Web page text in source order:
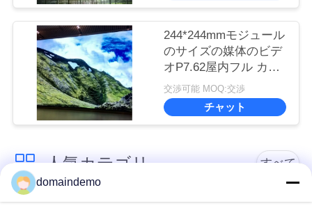
244*244mmモジュール
のサイズの媒体のビデ
オP7.62屋内フル カラ
ーのLED表示
交渉可能 MOQ:交渉
チャット
人気カテゴリ すべて
domaindemo